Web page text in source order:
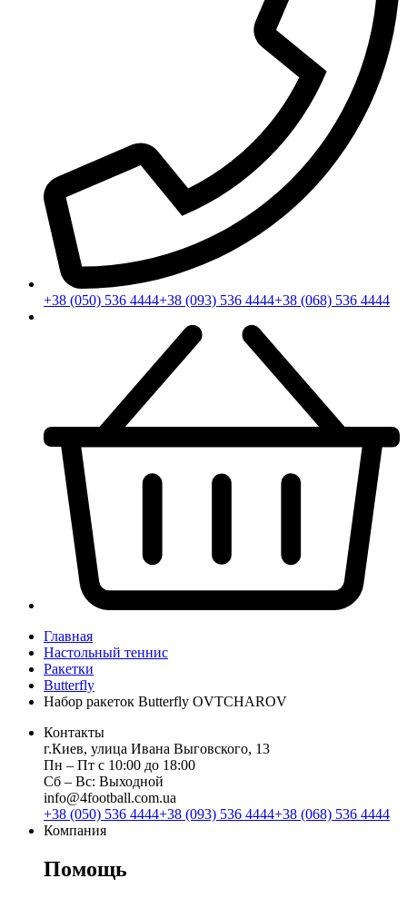
+38 (050) 536 4444+38 (093) 536 4444+38 (068) 536 4444
Главная
Настольный теннис
Ракетки
Butterfly
Набор ракеток Butterfly OVTCHAROV
Контакты
г.Киев, улица Ивана Выговского, 13
Пн ‒ Пт с 10:00 до 18:00
Сб ‒ Вс: Выходной
info@4football.com.ua
+38 (050) 536 4444+38 (093) 536 4444+38 (068) 536 4444
Компания
Помощь